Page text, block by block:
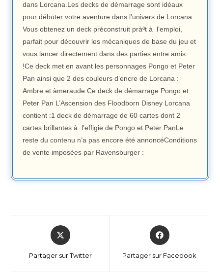
dans Lorcana.Les decks de démarrage sont idéaux
pour débuter votre aventure dans l’univers de Lorcana.
Vous obtenez un deck préconstruit pràªt à l’emploi,
parfait pour découvrir les mécaniques de base du jeu et
vous lancer directement dans des parties entre amis
!Ce deck met en avant les personnages Pongo et Peter
Pan ainsi que 2 des couleurs d’encre de Lorcana :
Ambre et àmeraude.Ce deck de démarrage Pongo et
Peter Pan L’Ascension des Floodborn Disney Lorcana
contient :1 deck de démarrage de 60 cartes dont 2
cartes brillantes à l’effigie de Pongo et Peter PanLe
reste du contenu n’a pas encore été annoncéConditions
de vente imposées par Ravensburger :
Partager sur Twitter Partager sur Facebook